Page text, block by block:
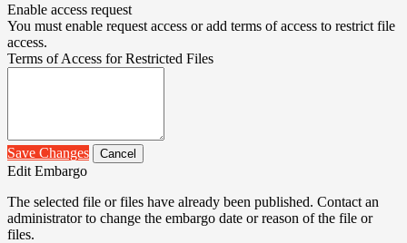
Enable access request
You must enable request access or add terms of access to restrict file
access.
Terms of Access for Restricted Files
Save Changes Cancel
Edit Embargo
The selected file or files have already been published. Contact an
administrator to change the embargo date or reason of the file or
files.